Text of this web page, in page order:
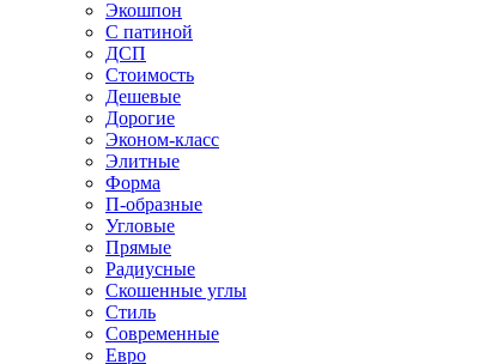
Экошпон
С патиной
ДСП
Стоимость
Дешевые
Дорогие
Эконом-класс
Элитные
Форма
П-образные
Угловые
Прямые
Радиусные
Скошенные углы
Стиль
Современные
Евро